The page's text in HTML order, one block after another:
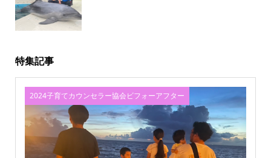
フォーアフター
特集記事
2024子育てカウンセラー協会ビフォーアフター